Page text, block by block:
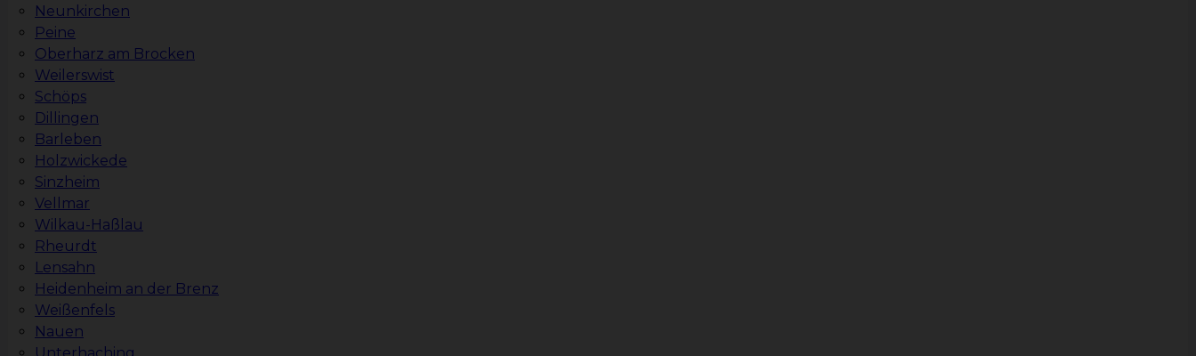
Neunkirchen
Peine
Oberharz am Brocken
Weilerswist
Schöps
Dillingen
Barleben
Holzwickede
Sinzheim
Vellmar
Wilkau-Haßlau
Rheurdt
Lensahn
Heidenheim an der Brenz
Weißenfels
Nauen